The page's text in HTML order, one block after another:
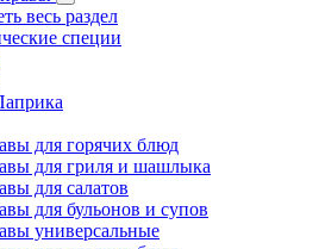
весь раздел
специи
для горячих блюд
для гриля и шашлыка
для салатов
для бульонов и супов
универсальные